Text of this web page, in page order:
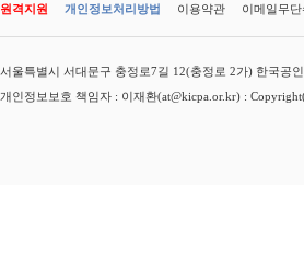
원격지원 개인정보처리방법 이용약관 이메일무
서울특별시 서대문구 충정로7길 12(충정로 2가) 한국공
개인정보보호 책임자 : 이재환(at@kicpa.or.kr) :